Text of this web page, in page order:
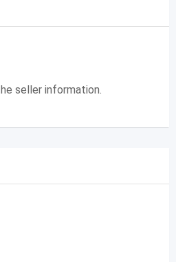
seller information.